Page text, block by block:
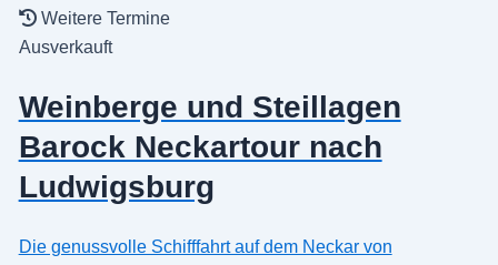
Weitere Termine
Ausverkauft
Weinberge und Steillagen
Barock Neckartour nach
Ludwigsburg
Die genussvolle Schifffahrt auf dem Neckar von